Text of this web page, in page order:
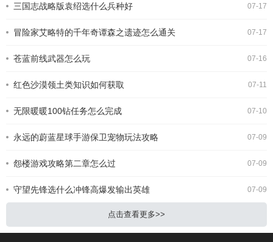
首充等活动。攻略：游戏前期，跟着主
情。优先提升主角等级
07-17
三国志战略版袁绍选什么兵种好
07-17
冒险家艾略特的千年奇谭森之遗迹怎么通关
07-16
苍蓝前线武器怎么玩
07-11
红色沙漠领土类知识如何获取
07-10
无限暖暖100钻任务怎么完成
07-09
永远的蔚蓝星球手游保卫宠物玩法攻略
07-09
怨楼游戏攻略第二章怎么过
07-09
守望先锋选什么冲锋高爆发输出英雄
点击查看更多>>